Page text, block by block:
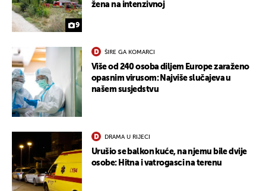
9
žena na intenzivnoj
ŠIRE GA KOMARCI
Više od 240 osoba diljem Europe zaraženo
opasnim virusom: Najviše slučajeva u
našem susjedstvu
DRAMA U RIJECI
Urušio se balkon kuće, na njemu bile dvije
osobe: Hitna i vatrogasci na terenu